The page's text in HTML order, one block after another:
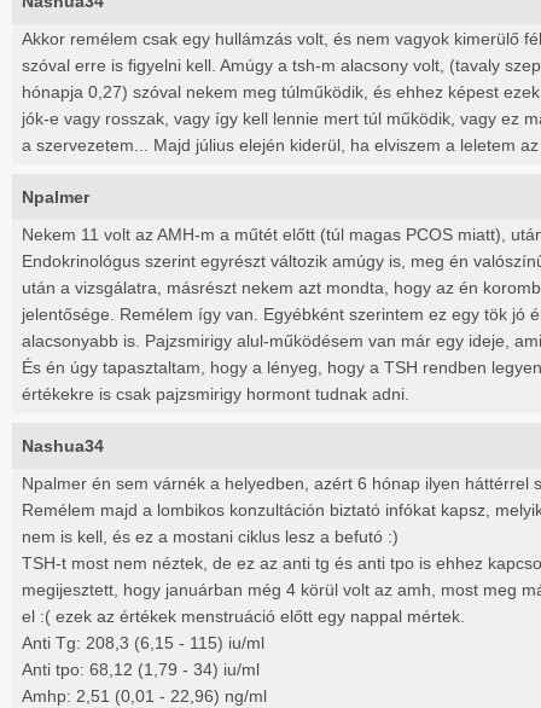
Akkor remélem csak egy hullámzás volt, és nem vagyok kimerülő
szóval erre is figyelni kell. Amúgy a tsh-m alacsony volt, (tavaly
hónapja 0,27) szóval nekem meg túlműködik, és ehhez képest
jók-e vagy rosszak, vagy így kell lennie mert túl működik, vagy ez
a szervezetem... Majd július elején kiderül, ha elviszem a leletem
Npalmer
Nekem 11 volt az AMH-m a műtét előtt (túl magas PCOS miatt),
Endokrinológus szerint egyrészt változik amúgy is, meg én
után a vizsgálatra, másrészt nekem azt mondta, hogy az én
jelentősége. Remélem így van. Egyébként szerintem ez egy tök jó
alacsonyabb is. Pajzsmirigy alul-működésem van már egy ideje,
És én úgy tapasztaltam, hogy a lényeg, hogy a TSH rendben
értékekre is csak pajzsmirigy hormont tudnak adni.
Nashua34
Npalmer én sem várnék a helyedben, azért 6 hónap ilyen háttérrel
Remélem majd a lombikos konzultáción biztató infókat kapsz,
nem is kell, és ez a mostani ciklus lesz a befutó :)
TSH-t most nem néztek, de ez az anti tg és anti tpo is ehhez
megijesztett, hogy januárban még 4 körül volt az amh, most meg
el :( ezek az értékek menstruáció előtt egy nappal mértek.
Anti Tg: 208,3 (6,15 - 115) iu/ml
Anti tpo: 68,12 (1,79 - 34) iu/ml
Amhp: 2,51 (0,01 - 22,96) ng/ml